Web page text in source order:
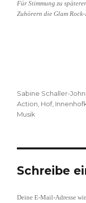
Für Stimmung zu
Zuhörern die Glam
Autor
Sabine Schaller-John
Action Hof,
Musik
Schreibe
Deine E-Mail-Adresse